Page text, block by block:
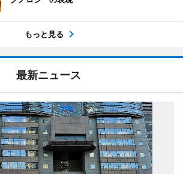
もっと見る
最新ニュース